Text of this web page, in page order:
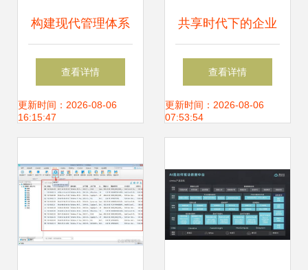
构建现代管理体系
行政事业单位为何
需要固定资产信息
查看详情
更新时间：2026-08-06
16:15:47
共享时代下的企业
资产管理 理念重塑
与技术赋能
查看详情
更新时间：2026-08-06
07:53:54